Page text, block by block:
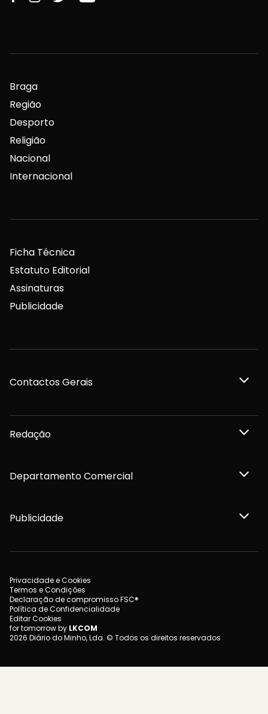
Braga
Região
Desporto
Religião
Nacional
Internacional
Ficha Técnica
Estatuto Editorial
Assinaturas
Publicidade
Contactos Gerais
Redação
Departamento Comercial
Publicidade
Privacidade e Cookies
Termos e Condições
Declaração de compromisso FSC®
Política de Confidencialidade
Editar Cookies
for tomorrow by LKCOM
2026 Diário do Minho, Lda. © Todos os direitos reservados